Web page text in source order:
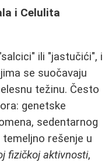
i Celulita
ili "jastučići", i
se suočavaju
težinu. Često
genetske
sedentarnog
rešenje u
fizičkoj aktivnosti,